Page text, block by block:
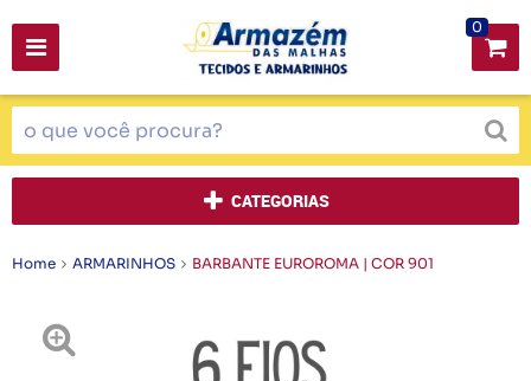
0
CATEGORIAS
Home ARMARINHOS BARBANTE EUROROMA | COR 901